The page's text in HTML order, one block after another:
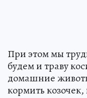
При этом мы
будем и траву
домашние
кормить козочек,